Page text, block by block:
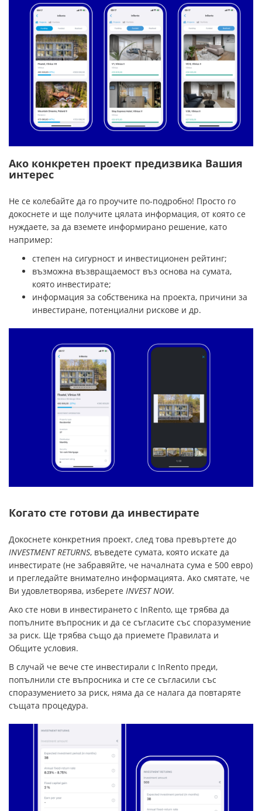
Ако конкретен проект предизвика Вашия
интерес
Не се колебайте да го проучите по-подробно! Просто го
докоснете и ще получите цялата информация, от която се
нуждаете, за да вземете информирано решение, като
например:
степен на сигурност и инвестиционен рейтинг;
възможна възвращаемост въз основа на сумата,
която инвестирате;
информация за собственика на проекта, причини за
инвестиране, потенциални рискове и др.
Когато сте готови да инвестирате
Докоснете конкретния проект, след това превъртете до
INVESTMENT RETURNS, въведете сумата, която искате да
инвестирате (не забравяйте, че началната сума е 500 евро)
и прегледайте внимателно информацията. Ако смятате, че
Ви удовлетворява, изберете INVEST NOW.
Ако сте нови в инвестирането с InRento, ще трябва да
попълните въпросник и да се съгласите със споразумение
за риск. Ще трябва също да приемете Правилата и
Общите условия.
В случай че вече сте инвестирали с InRento преди,
попълнили сте въпросника и сте се съгласили със
споразумението за риск, няма да се налага да повтаряте
същата процедура.